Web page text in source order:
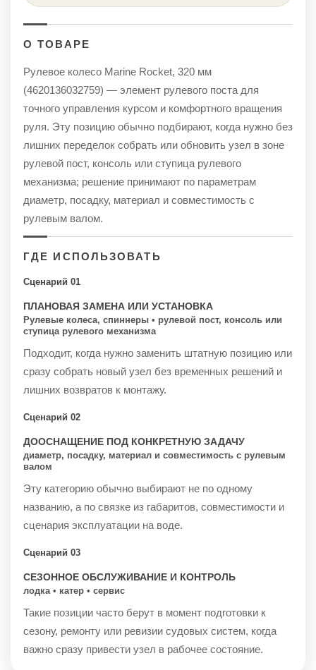
О ТОВАРЕ
Рулевое колесо Marine Rocket, 320 мм
(4620136032759) — элемент рулевого поста для
точного управления курсом и комфортного вращения
руля. Эту позицию обычно подбирают, когда нужно без
лишних переделок собрать или обновить узел в зоне
рулевой пост, консоль или ступица рулевого
механизма; решение принимают по параметрам
диаметр, посадку, материал и совместимость с
рулевым валом.
ГДЕ ИСПОЛЬЗОВАТЬ
Сценарий 01
ПЛАНОВАЯ ЗАМЕНА ИЛИ УСТАНОВКА
Рулевые колеса, спиннеры • рулевой пост, консоль или
ступица рулевого механизма
Подходит, когда нужно заменить штатную позицию или
сразу собрать новый узел без временных решений и
лишних возвратов к монтажу.
Сценарий 02
ДООСНАЩЕНИЕ ПОД КОНКРЕТНУЮ ЗАДАЧУ
диаметр, посадку, материал и совместимость с рулевым
валом
Эту категорию обычно выбирают не по одному
названию, а по связке из габаритов, совместимости и
сценария эксплуатации на воде.
Сценарий 03
СЕЗОННОЕ ОБСЛУЖИВАНИЕ И КОНТРОЛЬ
лодка • катер • сервис
Такие позиции часто берут в момент подготовки к
сезону, ремонту или ревизии судовых систем, когда
важно сразу привести узел в рабочее состояние.